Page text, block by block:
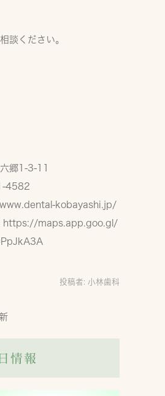
談ください。
郷1-3-11
4582
kobayashi.jp/
https://maps.app.goo.gl/
投稿者: 小林歯科
情報